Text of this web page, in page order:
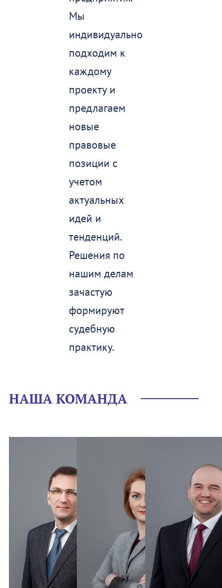
Мы
индивидуально
подходим к
каждому
проекту и
предлагаем
новые
правовые
позиции с
учетом
актуальных
идей и
тенденций.
Решения по
нашим делам
зачастую
формируют
судебную
практику.
НАША КОМАНДА